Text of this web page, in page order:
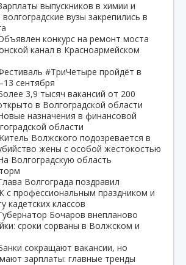
выпускников в химии и
вузы закрепились в
конкурс на ремонт моста
канал в Красноармейском
#ТриЧетыре пройдёт в
сентября
3,9 тысяч вакансий от 200
в Волгоградской области
назначения в финансовой
области
Волжского подозревается в
жены с особой жестокостью
Волгоградскую область
Волгограда поздравил
с профессиональным праздником и
кадетских классов
Бочаров внепланово
сроки сорваны в Волжском и
сокращают вакансии, но
зарплаты: главные тренды